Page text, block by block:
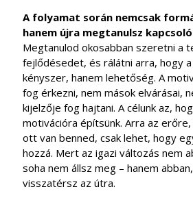
A folyamat során nemcsak
hanem újra megtanulsz
Megtanulod okosabban szeretni a
fejlődésedet, és rálátni arra, hogy
kényszer, hanem lehetőség. A
fog érkezni, nem mások elvárásai,
kijelzője fog hajtani. A célunk az,
motivációra építsünk. Arra az
ott van benned, csak lehet, hogy
hozzá. Mert az igazi változás nem
soha nem állsz meg – hanem
visszatérsz az útra.